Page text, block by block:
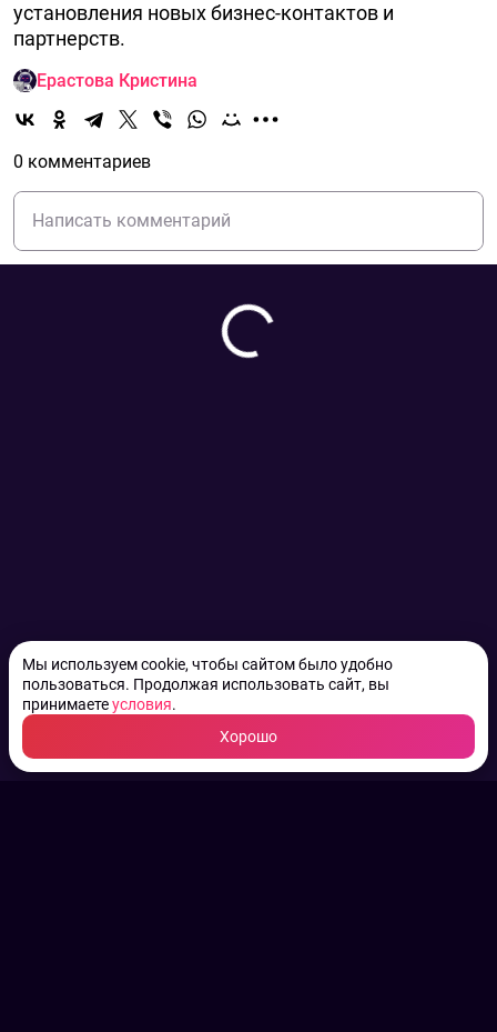
Мы используем cookie, чтобы сайтом было удобно
пользоваться. Продолжая использовать сайт, вы
принимаетеусловия.
Хорошо
установления новых бизнес-контактов и
партнерств.
Ерастова Кристина
0 комментариев